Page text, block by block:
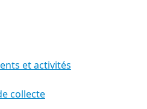
et activités
collecte